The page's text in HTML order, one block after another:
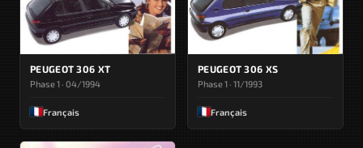
PEUGEOT 306 XT
Phase 1 · 04/1994
Français
PEUGEOT 306 XS
Phase 1 · 11/1993
Français